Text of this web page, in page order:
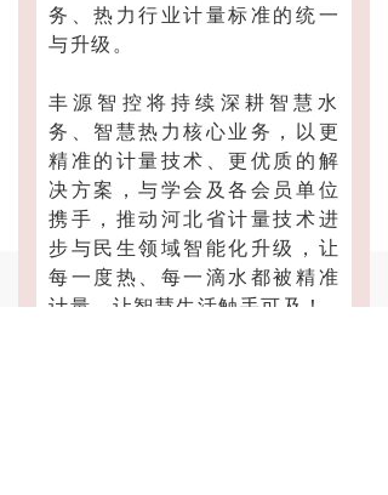
务、热力行业计量标准的统一
与升级。
丰源智控将持续深耕智慧水
务、智慧热力核心业务，以更
精准的计量技术、更优质的解
决方案，与学会及各会员单位
携手，推动河北省计量技术进
步与民生领域智能化升级，让
每一度热、每一滴水都被精准
计量，让智慧生活触手可及！
낀
首页
뀄
产品展示
넙
联系我们